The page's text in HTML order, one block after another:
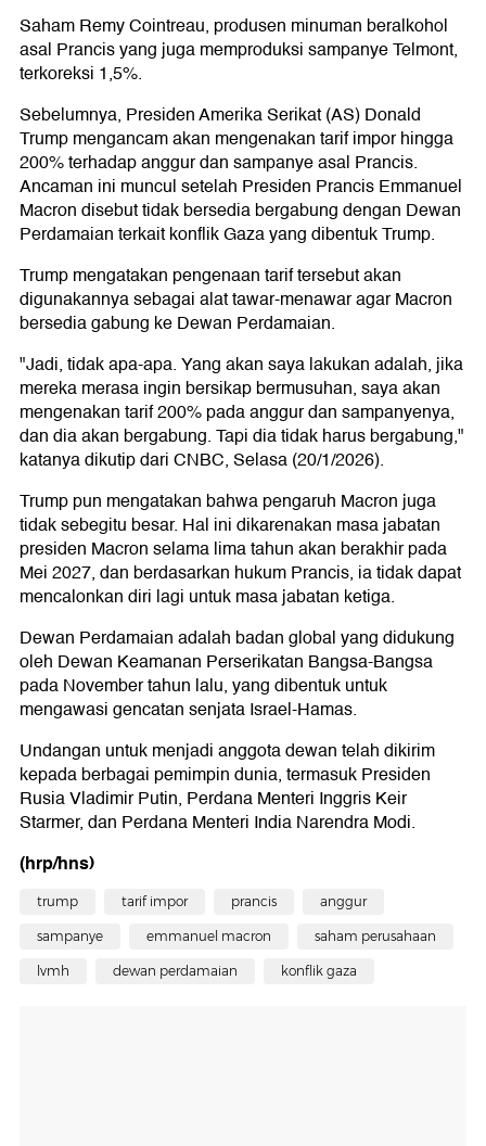
Saham Remy Cointreau, produsen minuman beralkohol
asal Prancis yang juga memproduksi sampanye Telmont,
terkoreksi 1,5%.
Sebelumnya, Presiden Amerika Serikat (AS) Donald
Trump mengancam akan mengenakan tarif impor hingga
200% terhadap anggur dan sampanye asal Prancis.
Ancaman ini muncul setelah Presiden Prancis Emmanuel
Macron disebut tidak bersedia bergabung dengan Dewan
Perdamaian terkait konflik Gaza yang dibentuk Trump.
Trump mengatakan pengenaan tarif tersebut akan
digunakannya sebagai alat tawar-menawar agar Macron
bersedia gabung ke Dewan Perdamaian.
"Jadi, tidak apa-apa. Yang akan saya lakukan adalah, jika
mereka merasa ingin bersikap bermusuhan, saya akan
mengenakan tarif 200% pada anggur dan sampanyenya,
dan dia akan bergabung. Tapi dia tidak harus bergabung,"
katanya dikutip dari CNBC, Selasa (20/1/2026).
Trump pun mengatakan bahwa pengaruh Macron juga
tidak sebegitu besar. Hal ini dikarenakan masa jabatan
presiden Macron selama lima tahun akan berakhir pada
Mei 2027, dan berdasarkan hukum Prancis, ia tidak dapat
mencalonkan diri lagi untuk masa jabatan ketiga.
Dewan Perdamaian adalah badan global yang didukung
oleh Dewan Keamanan Perserikatan Bangsa-Bangsa
pada November tahun lalu, yang dibentuk untuk
mengawasi gencatan senjata Israel-Hamas.
Undangan untuk menjadi anggota dewan telah dikirim
kepada berbagai pemimpin dunia, termasuk Presiden
Rusia Vladimir Putin, Perdana Menteri Inggris Keir
Starmer, dan Perdana Menteri India Narendra Modi.
(hrp/hns)
trump tarif impor prancis anggur
sampanye emmanuel macron saham perusahaan
lvmh dewan perdamaian konflik gaza